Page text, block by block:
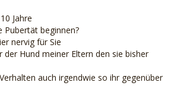
Jahre
Pubertät beginnen?
nervig für Sie
der Hund meiner Eltern den sie bisher
auch irgendwie so ihr gegenüber